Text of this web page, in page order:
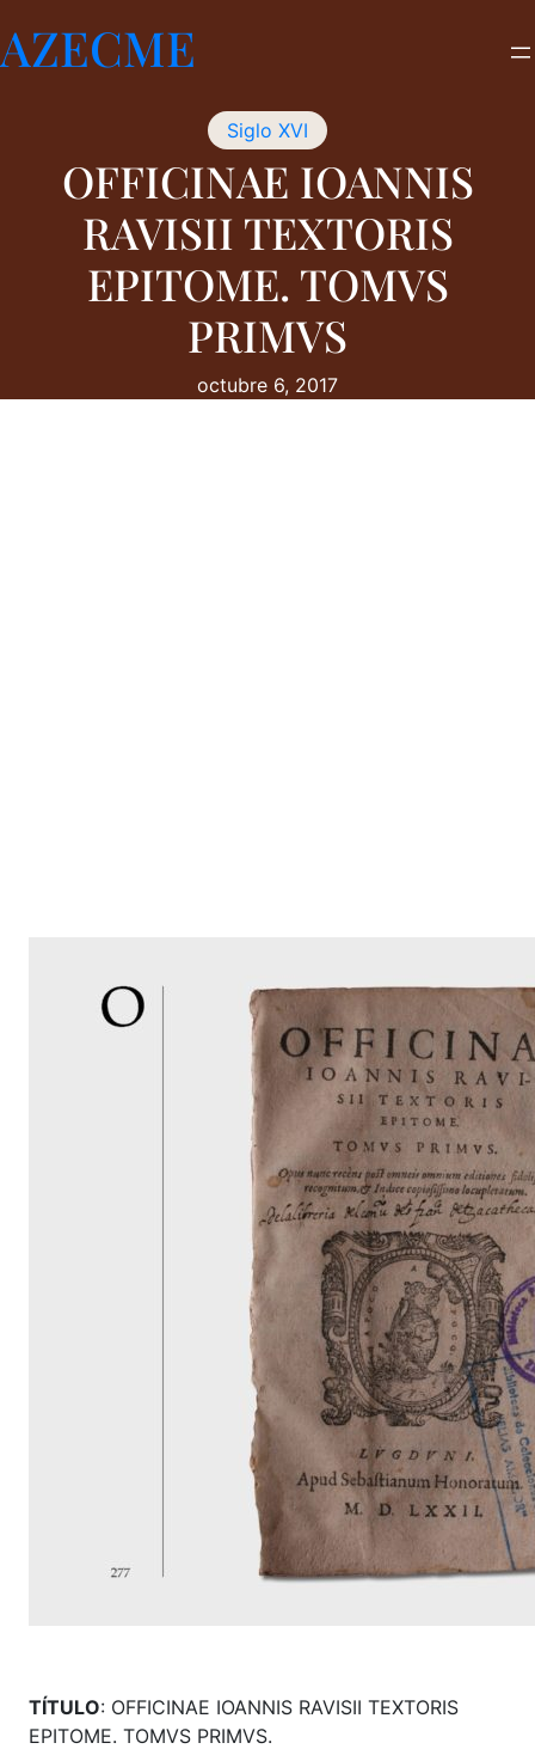
al
contenido
AZECME
Siglo XVI
OFFICINAE IOANNIS
RAVISII TEXTORIS
EPITOME. TOMVS
PRIMVS
octubre 6, 2017
TÍTULO: OFFICINAE IOANNIS RAVISII TEXTORIS
EPITOME. TOMVS PRIMVS.